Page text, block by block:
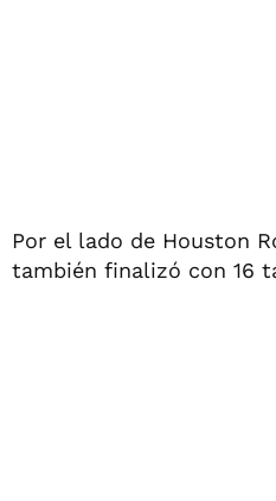
Por el lado de Houston
también finalizó con 16